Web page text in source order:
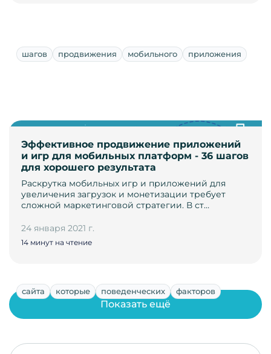
шагов продвижения мобильного приложения
Эффективное продвижение приложений
и игр для мобильных платформ - 36 шагов
для хорошего результата
Раскрутка мобильных игр и приложений для
увеличения загрузок и монетизации требует
сложной маркетинговой стратегии. В ст…
24 января 2021 г.
14 минут на чтение
сайта которые поведенческих факторов
Показать ещё